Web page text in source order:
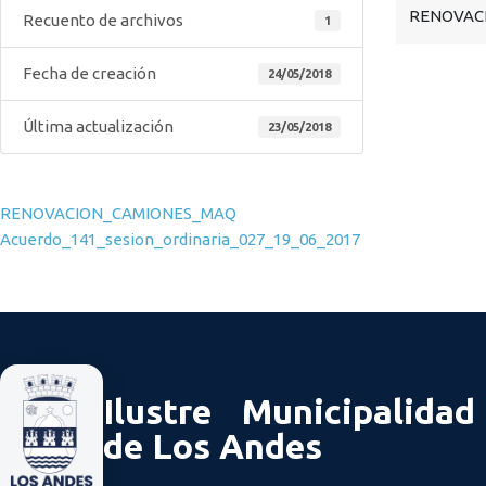
Recuento de archivos 1
Fecha de creación 24/05/2018
Última actualización 23/05/2018
Navegación de entradas
RENOVACION_CAMIONES_MAQ
Acuerdo_141_sesion_ordinaria_027_19_06_2017
Ilustre Municipalidad
de Los Andes